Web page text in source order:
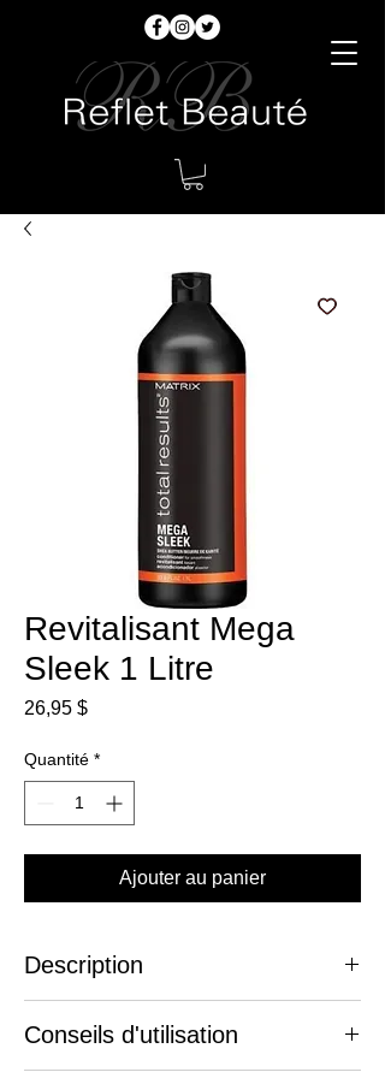
Revitalisant Mega
Sleek 1 Litre
26,95 $Prix
Quantité *
Ajouter au panier
Description
Lerevitalisant MEGA SLEEK est
Conseils d'utilisation